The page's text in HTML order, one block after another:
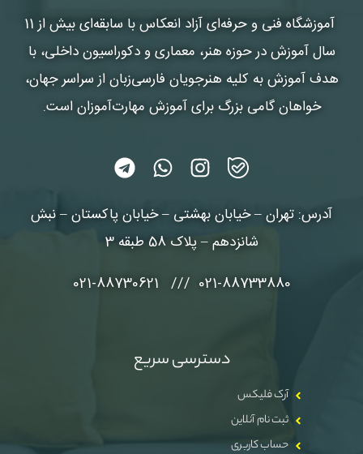
آموزشگاه فنی و حرفه‌ای آزاد انعکاس
با سابقه‌ای بیش از 11
سال آموزش در حوزه هنر، معماری و دکوراسیون داخلی، با
هدف آموزش به کلیه هنرجویان فارسی‌زبان از سراسر جهان،
خواهان گامی بزرگ برای آموزش مهارت‌آموزان است.
آدرس: تهران – خیابان بهشتی – خیابان پاکستان – نبش
شانزدهم – پلاک 58 طبقه 3
021-88733880 /// 021-88730621
دسترسی سریع
آرک فلیکس
ثبت نام آنلاین
حساب کاربری